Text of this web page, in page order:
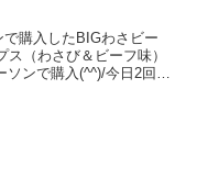
購入したBIGわさビー
ス（わさび＆ビーフ味）
ソンで購入(^^)/今日2回更